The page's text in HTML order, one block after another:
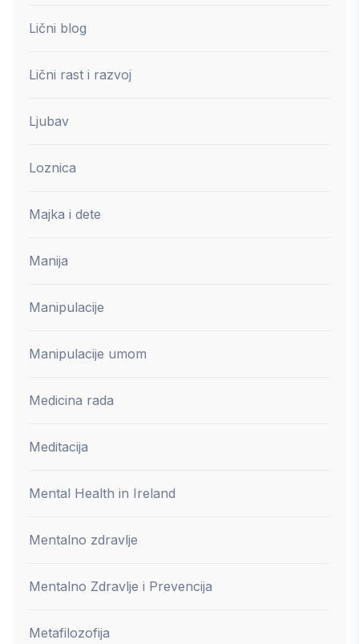
Lični blog
Lični rast i razvoj
Ljubav
Loznica
Majka i dete
Manija
Manipulacije
Manipulacije umom
Medicina rada
Meditacija
Mental Health in Ireland
Mentalno zdravlje
Mentalno Zdravlje i Prevencija
Metafilozofija